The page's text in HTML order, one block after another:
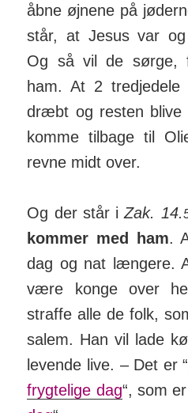
åbne øjnene på
står, at Jesus var
Og så vil de sørge,
ham. At 2
dræbt og resten blive
komme til­bage til
revne midt over.
Og der står iZak. 14.
kommer med ham.
dag og nat læn­gere.
være konge over
straffe alle de folk,
salem. Han vil lade
lev­­ende live. – Det er “
fryg­te­lige dag“, som er